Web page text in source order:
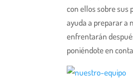
con ellos sobre sus
ayuda a preparar a
enfrentarán
poniéndote en